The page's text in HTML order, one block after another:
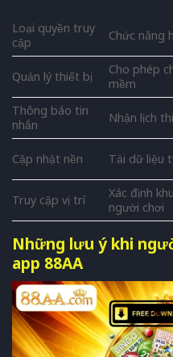
Loại quyền truy
cập Chức năng
Quản lý thiết bị Cho phép
mềm
Thông báo tin
nhắn Nhận lịch
Cập nhật nền
Tải dữ liệu
Truy cập vị trí
Xác định
người chơi
Những lưu ý khi
app 88AA